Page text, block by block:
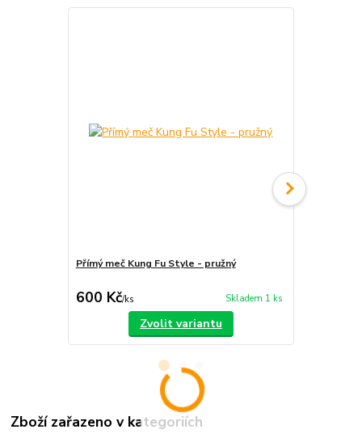
Přímý meč Kung Fu Style - pružný
600 Kč/ks Skladem 1 ks
Zvolit variantu
Zboží zařazeno v kategoriích